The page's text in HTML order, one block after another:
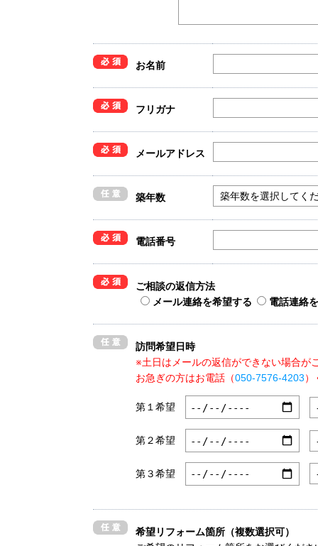
お名前
フリガナ
メールアドレス
築年数
電話番号
ご相談の返信方法
メール連絡を希望する
電話連絡
訪問希望日時
※土日はメールの返信ができない場合が
お急ぎの方はお電話（050-7576-4203）
第１希望
第２希望
第３希望
希望リフォーム箇所（複数選択可）